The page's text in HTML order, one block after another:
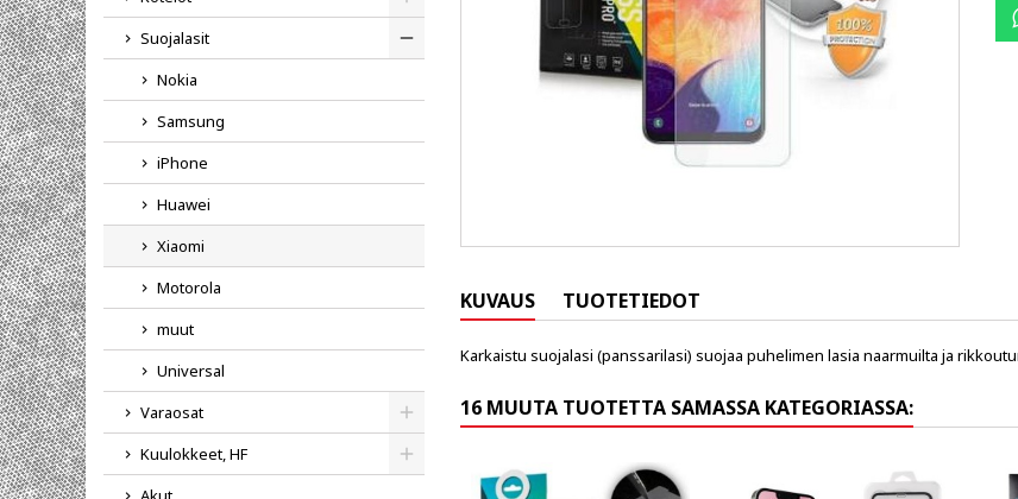
Suojalasit
Nokia
Samsung
iPhone
Huawei
Xiaomi
Motorola
muut
Universal
Varaosat
Kuulokkeet, HF
Toggle
KUVAUS TUOTETIEDOT
Karkaistu suojalasi (panssarilasi) suojaa puhelimen lasia naarmuilta ja
16 MUUTA TUOTETTA SAMASSA KATEGORIASSA: